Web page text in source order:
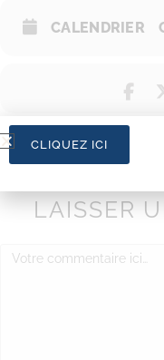
CALENDRIER
LAISSER
CLIQUEZ ICI